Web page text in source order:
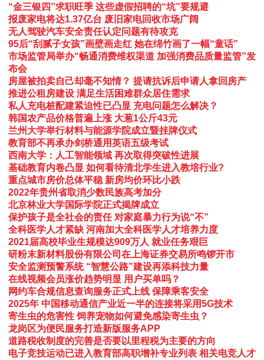
“金三银四”求职旺季 这些虚假招聘的“坑”要规避
报废家电将达1.37亿台 废旧家电回收市场广阔
无人驾驶汽车安全责任认定问题有待攻克
95后“刮腻子女孩”画壁画走红 她在绵竹画了一幅“童话”
市场监管局举办“畅通消费维权渠道 加强消费品质量监管”发
布会
房屋被拍卖自己却毫不知情？ 提请抗诉后申请人拿回房产
推进公租房建设 满足生活困难群众居住需求
私人充电桩配建紧迫性已凸显 充电问题怎么解决？
韩国农产品价格普遍上涨 大葱1公斤43元
兰州大学举行材料与能源学院成立暨挂牌仪式
教育部不再承办剑桥通用英语五级考试
西南大学：人工智能领域 再次取得突破性进展
基础教育内卷凸显 如何看待清北学生进入教培行业?
重点城市房价总体平稳 新房均价环比小跌
2022年贵州省取消少数民族高考加分
北京林业大学国际学院正式揭牌成立
保护孩子是全社会的责任 对家庭暴力行为说“不”
全科医学人才紧缺 河南加大全科医学人才培养力度
2021届高校毕业生规模达909万人 就业任务艰巨
研粉末新材料股份有限公司在上海证券交易所鸣锣开市
安全监测预警系统 “智慧公路”建设再添科技力量
在线视频会员涨价趋势明显 用户买单吗？
网约车合规信息查询服务正式上线 保障乘客安全
2025年 中国移动通信产业近一半的连接将采用5G技术
寄生虫的危害性 饲养宠物如何避免感染寄生虫？
龙岗区为便民服务打造新版服务APP
道路税收制度的完善是否要以里程税为主要的方向
电子竞技运动已进入教育部高职增补专业列表 相关电竞人才